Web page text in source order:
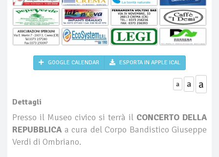
GOOGLE CALENDAR ESPORTA IN APPLE ICAL
a a a
Dettagli
Presso il Museo civico si terrà il CONCERTO DELLA
REPUBBLICA a cura del Corpo Bandistico Giuseppe
Verdi di Ombriano.